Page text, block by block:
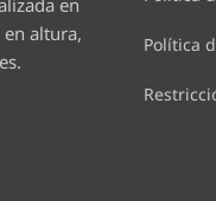
altura,
Política